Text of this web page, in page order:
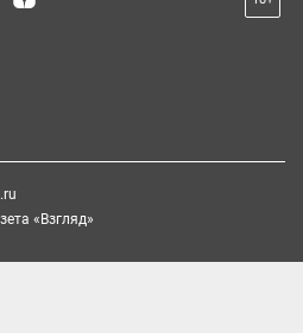
«Взгляд»